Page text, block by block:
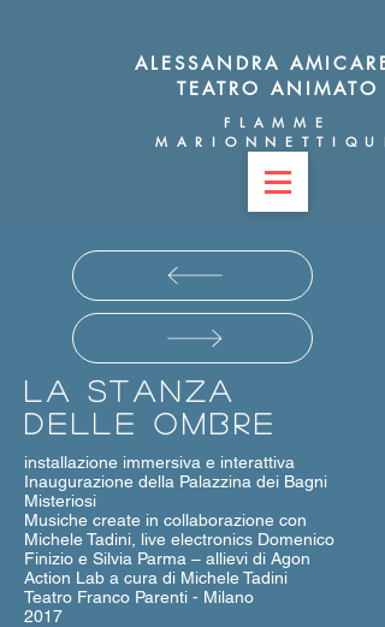
ALESSANDRA
TEATRO ANIMATO
FLAMME
La stanza
delle ombre
installazione immersiva e interattiva
Inaugurazione della Palazzina dei Bagni
Misteriosi
Musiche create in collaborazione con
Michele Tadini, live electronics Domenico
Finizio e Silvia Parma – allievi di Agon
Action Lab a cura di Michele Tadini
Teatro Franco Parenti - Milano
2017